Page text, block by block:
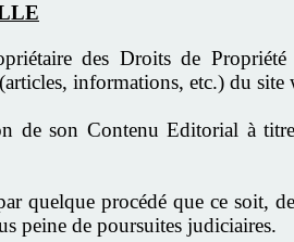
des Droits de
informations, etc.) du
de son Contenu Editorial à
quelque procédé que ce soit,
peine de poursuites judiciaires.